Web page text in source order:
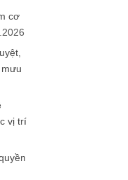
cơ
vị trí